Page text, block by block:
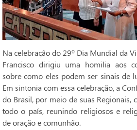
Na celebração do 29º Dia Mundial da
Francisco dirigiu uma homilia aos
sobre como eles podem ser sinais de
Em sintonia com essa celebração, a
do Brasil, por meio de suas Regionais,
todo o país, reunindo religiosos e
de oração e comunhão.